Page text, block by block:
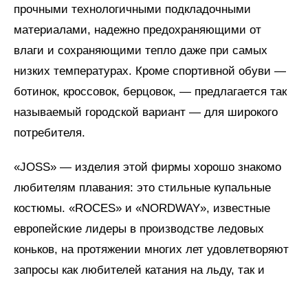
прочными технологичными подкладочными
материалами, надежно предохраняющими от
влаги и сохраняющими тепло даже при самых
низких температурах. Кроме спортивной обу­ви —
ботинок, кроссовок, берцовок, — предлагается так
называемый городской вариант — для широкого
потребителя.
«JOSS» — изделия этой фирмы хорошо знакомо
любителям плавания: это стильные купальные
костюмы. «ROCES» и «NORDWAY», известные
европейские лидеры в производстве ледовых
коньков, на протяжении многих лет удовлетворяют
запросы как любителей катания на льду, так и